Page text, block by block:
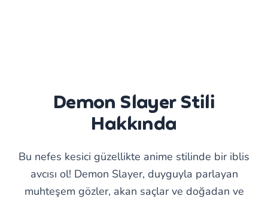
Demon Slayer Stili
Hakkında
Bu nefes kesici güzellikte anime stilinde bir iblis
avcısı ol! Demon Slayer, duyguyla parlayan
muhteşem gözler, akan saçlar ve doğadan ve